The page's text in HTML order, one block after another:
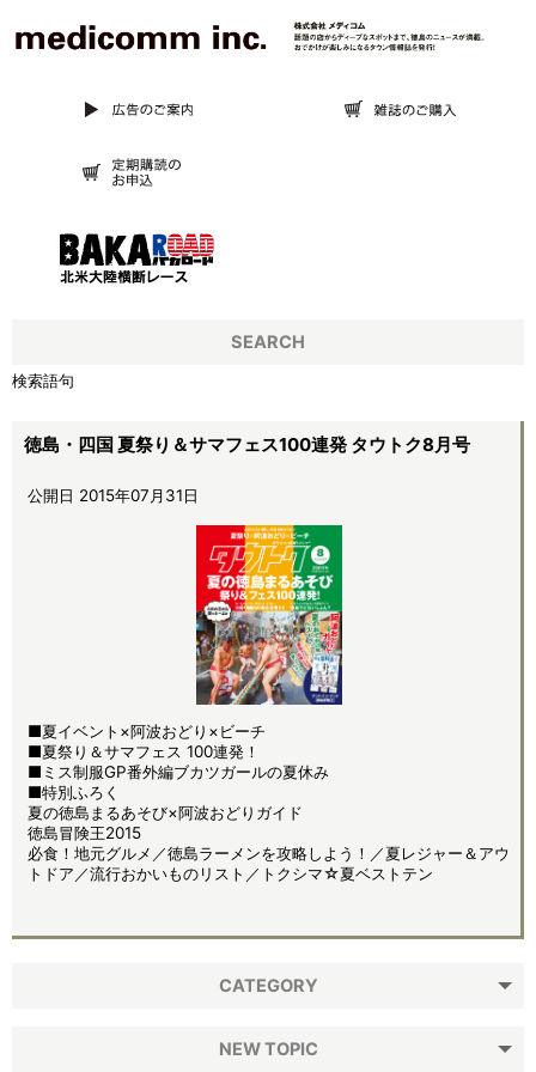
徳島・四国 夏祭り＆サマフェス100連発 タウトク8月号
公開日 2015年07月31日
■夏イベント×阿波おどり×ビーチ
■夏祭り＆サマフェス 100連発！
■ミス制服GP番外編ブカツガールの夏休み
■特別ふろく
夏の徳島まるあそび×阿波おどりガイド
徳島冒険王2015
必食！地元グルメ／徳島ラーメンを攻略しよう！／夏レジャー＆アウ
トドア／流行おかいものリスト／トクシマ☆夏ベストテン
CATEGORY
NEW TOPIC
SEARCH
検索語句